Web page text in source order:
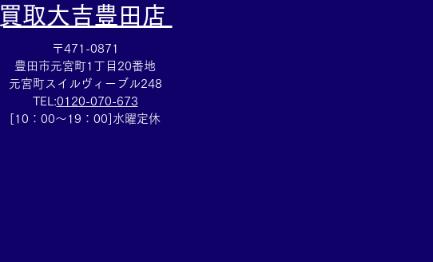
​買取大吉豊田店
〒471-0871
豊田市元宮町1丁目20番地
元宮町スイルヴィーブル248
TEL:0120-070-673
[10：00～19：00]水曜定休